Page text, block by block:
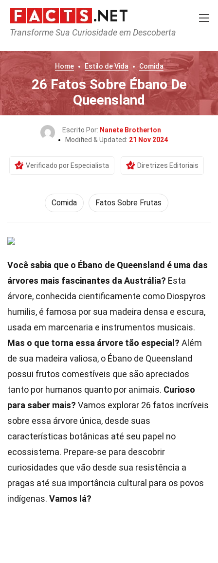
Transforme Sua Curiosidade em Descoberta
Home Estilo de Vida Comida
26 Fatos Sobre Ébano De
Queensland
Escrito Por: Nanete Brotherton
Modified & Updated: 21 Nov 2024
Verificado por Especialista Diretrizes Editoriais
Comida Fatos Sobre Frutas
Você sabia que o Ébano de Queensland é uma das
árvores mais fascinantes da Austrália? Esta
árvore, conhecida cientificamente como Diospyros
humilis, é famosa por sua madeira densa e escura,
usada em marcenaria e instrumentos musicais.
Mas o que torna essa árvore tão especial? Além
de sua madeira valiosa, o Ébano de Queensland
possui frutos comestíveis que são apreciados
tanto por humanos quanto por animais. Curioso
para saber mais? Vamos explorar 26 fatos incríveis
sobre essa árvore única, desde suas
características botânicas até seu papel no
ecossistema. Prepare-se para descobrir
curiosidades que vão desde sua resistência a
pragas até sua importância cultural para os povos
indígenas. Vamos lá?